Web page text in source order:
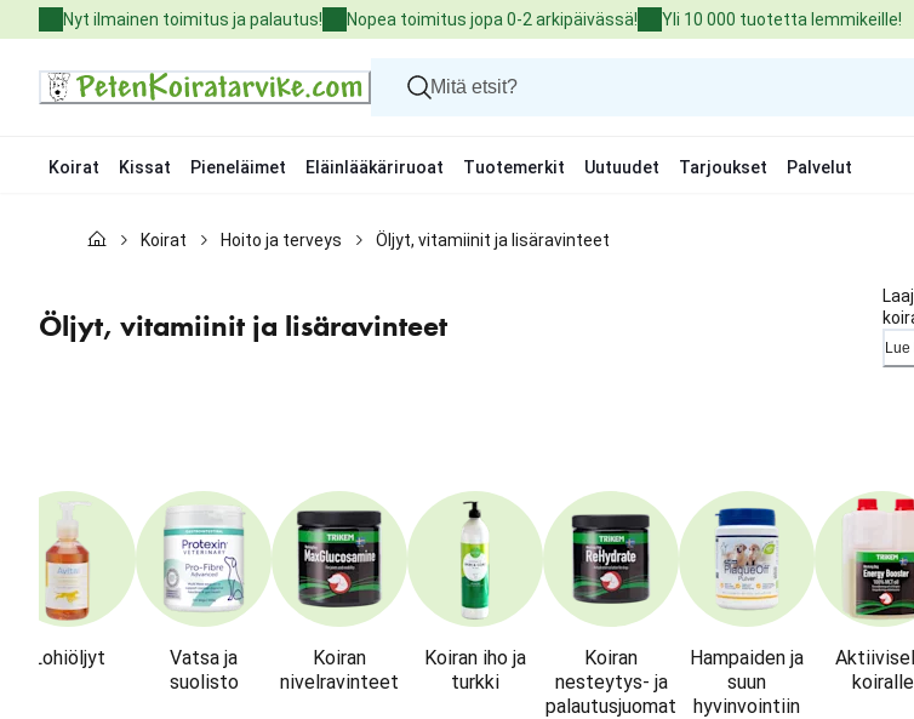
to
Nyt ilmainen toimitus ja palautus! Nopea toimitus jopa 0-2 arkipäivässä! Yli 10 000 tuotetta lemmikeille!
Koirat Kissat Pieneläimet Eläinlääkäriruoat Tuotemerkit Uutuudet Tarjoukset Palvelut
Kissat
Tuotemerkit
Uutuudet
Koirat Hoito ja terveys Öljyt, vitamiinit ja lisäravinteet
Öljyt, vitamiinit ja lisäravinteet
Lohiöljyt
Vatsa ja
suolisto
Koiran
nivelravinteet
Koiran iho ja
turkki
Koiran
nesteytys- ja
palautusjuomat
Hampaiden ja
suun
hyvinvointiin
koiralle